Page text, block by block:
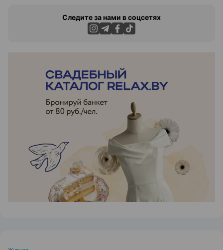
Следите за нами в соцсетях
ЭФФЕКТИВНАЯ РЕКЛАМА НА САЙТЕ